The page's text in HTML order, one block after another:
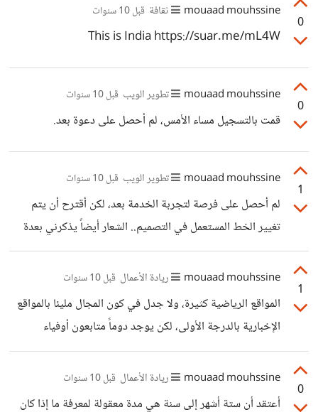
0
mouaad mouhssine ثقافة قبل 10 سنوات
This is India https://suar.me/mL4W
0
mouaad mouhssine تطوير الويب قبل 10 سنوات
قمت بالتسجيل مساء الأمس، لم أحصل على دعوة بعد.
1
mouaad mouhssine تطوير الويب قبل 10 سنوات
لم أحصل على فرصة لتجربة الخدمة بعد، لكن أقترح أن يتم
تغيير الخط المستعمل في التصميم.. الشعار أيضاً يذكرني بعدة
شعارات أخرى مثل قناة Melody Hits؟ طبعاً يبقى لك الخيار
في هذه النقطة، لكن أعتقد أن المظهر والعلامة يلعبان دوراً كبيراً
في مثيل هذه الخدمات، وخير دليل هنا Squarespace .
1
mouaad mouhssine ريادة الأعمال قبل 10 سنوات
المواقع الرياضية كثيرة، ولا جدل في كون المجال مليئا بالمواقع
الإخبارية بالدرجة الأولى، لكن يوجد دوماً متابعون أوفياء
لرياضاتهم المحببة، لذا اختر نوع الرياضة التي ترغب بالتركيز
عليها، اختر الجمهور المستهدف والبلد المستهدف، ابدأ صغيراً،
وابدأ سريعاً.. وحاول التركيز على تقديم شيء موجود بشكل
0
mouaad mouhssine ريادة الأعمال قبل 10 سنوات
أعتقد أن ستة أشهر إلى سنة هي مدة معقولة لمعرفة ما إذا كان